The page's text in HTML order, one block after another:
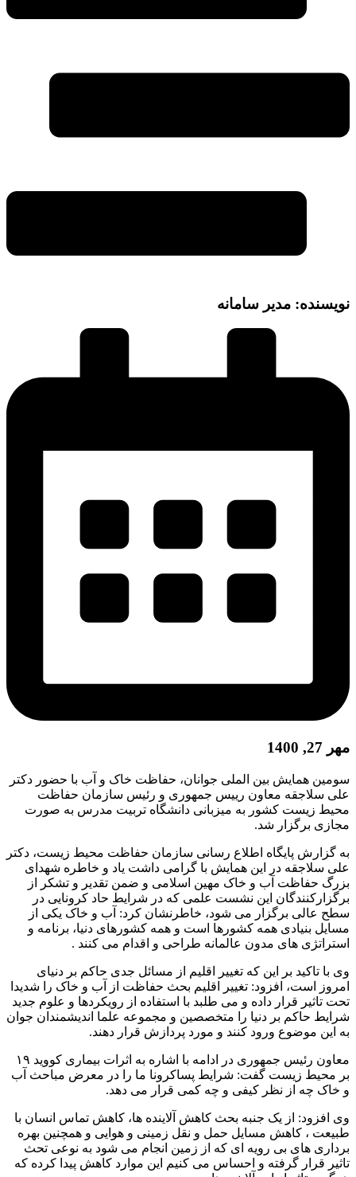
نویسنده: مدیر سامانه
مهر 27, 1400
سومین همایش بین الملی جوانان، حفاظت خاک و آب با حضور دکتر
علی سلاجقه معاون رییس جمهوری و رئیس سازمان حفاظت
محیط زیست کشور به میزبانی دانشگاه تربیت مدرس به صورت
مجازی برگزار شد.
به گزارش پایگاه اطلاع رسانی سازمان حفاظت محیط زیست، دکتر
علی سلاجقه در این همایش با گرامی داشت یاد و خاطره شهدای
بزرگ حفاظت آب و خاک مهین اسلامی و ضمن تقدیر و تشکر از
برگزارکنندگان این نشست علمی که در شرایط حاد کرونایی در
سطح عالی برگزار می شود، خاطرنشان کرد: آب و خاک یکی از
مسایل بنیادی همه کشورها است و همه کشورهای دنیا، برنامه و
استراتژی های مدون عالمانه طراحی و اقدام می کنند .
وی با تاکید بر این که تغییر اقلیم از مسائل جدی حاکم بر دنیای
امروز است، افزود: تغییر اقلیم بحث حفاظت از آب و خاک را شدیدا
تحت تاثیر قرار داده و می طلبد با استفاده از رویکردها و علوم جدید
شرایط حاکم بر دنیا را متخصصین و مجموعه علما اندیشمندان جوان
به این موضوع ورود کنند و مورد پردازش قرار دهند.
معاون رئیس جمهوری در ادامه با اشاره به اثرات بیماری کووید ۱۹
بر محیط زیست گفت: شرایط پساکرونا ما را در معرض مباحث آب
و خاک چه از نظر کیفی و چه کمی قرار می دهد.
وی افزود: از یک جنبه بحث کاهش آلاینده ها، کاهش تماس انسان با
طبیعت ، کاهش مسایل حمل و نقل زمینی و هوایی و همچنین بهره
برداری های بی رویه ای که از زمین انجام می شود به نوعی تحث
تاثیر قرار گرفته و احساس می کنیم این موارد کاهش پیدا کرده که